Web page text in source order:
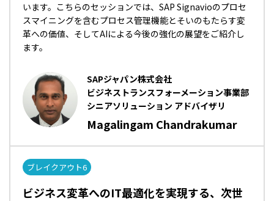
います。こちらのセッションでは、SAP Signavioのプロセ
スマイニングを含むプロセス管理機能とそいのもたらす変
革への価値、そしてAIによる今後の強化の展望をご紹介し
ます。
SAPジャパン株式会社
ビジネストランスフォーメーション事業部
シニアソリューション アドバイザリ
Magalingam Chandrakumar
ブレイクアウト6
ビジネス変革へのIT最適化を実現する、次世